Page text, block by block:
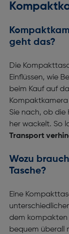
geht das?
Die
Einflüssen, wie
beim Kauf auf
Sie nach, ob die
her wackelt. So
Transport
Wozu
Tasche?
Eine
dem kompakten
bequem überall